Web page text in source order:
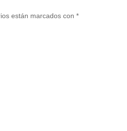
están marcados con*